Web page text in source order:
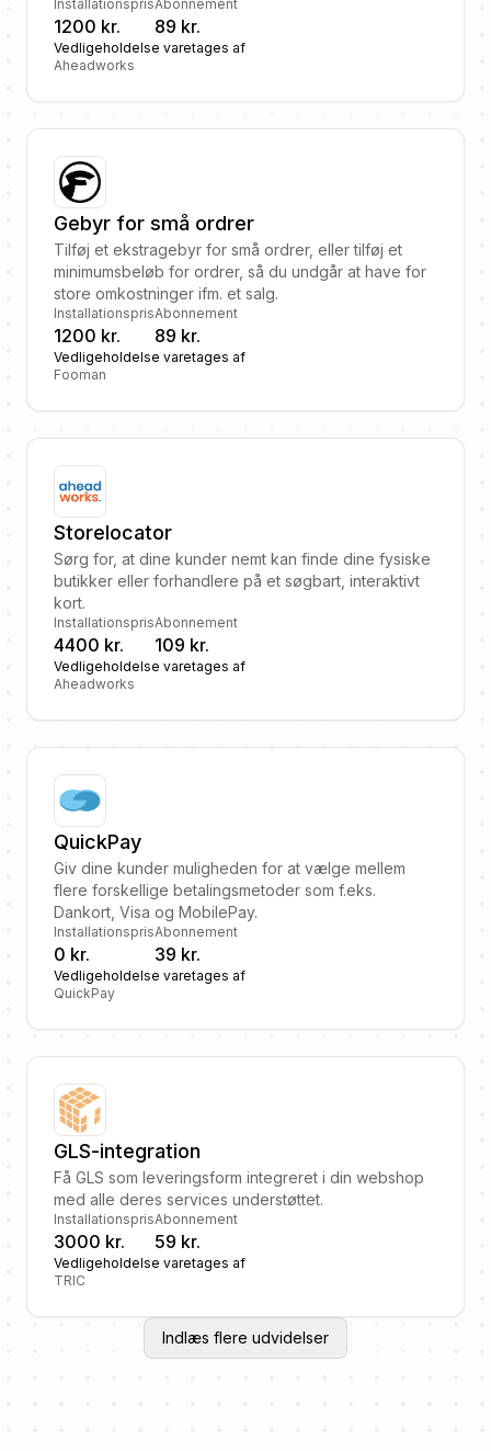
Installationspris
1200 kr.
Abonnement
89 kr.
Vedligeholdelse varetages af
Aheadworks
Gebyr for små ordrer
Tilføj et ekstragebyr for små ordrer, eller tilføj et
minimumsbeløb for ordrer, så du undgår at have for
store omkostninger ifm. et salg.
Installationspris
1200 kr.
Abonnement
89 kr.
Vedligeholdelse varetages af
Fooman
Storelocator
Sørg for, at dine kunder nemt kan finde dine fysiske
butikker eller forhandlere på et søgbart, interaktivt
kort.
Installationspris
4400 kr.
Abonnement
109 kr.
Vedligeholdelse varetages af
Aheadworks
QuickPay
Giv dine kunder muligheden for at vælge mellem
flere forskellige betalingsmetoder som f.eks.
Dankort, Visa og MobilePay.
Installationspris
0 kr.
Abonnement
39 kr.
Vedligeholdelse varetages af
QuickPay
GLS-integration
Få GLS som leveringsform integreret i din webshop
med alle deres services understøttet.
Installationspris
3000 kr.
Abonnement
59 kr.
Vedligeholdelse varetages af
TRIC
Indlæs flere udvidelser